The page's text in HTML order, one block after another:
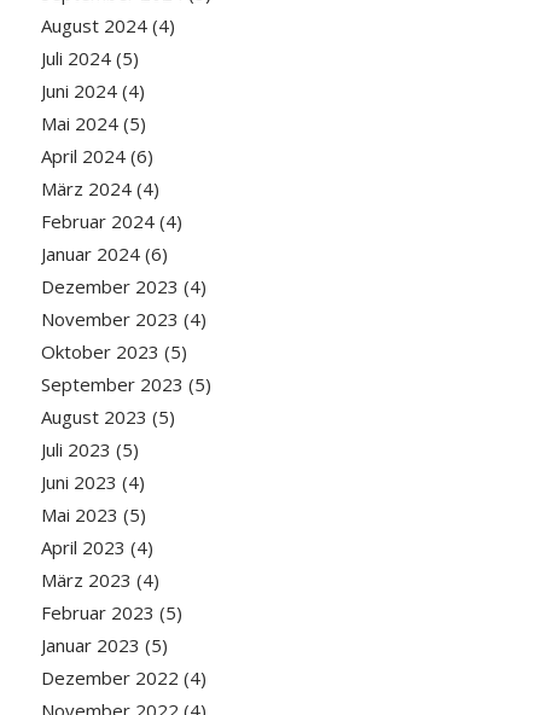
August 2024(4)
Juli 2024(5)
Juni 2024(4)
Mai 2024(5)
April 2024(6)
März 2024(4)
Februar 2024(4)
Januar 2024(6)
Dezember 2023 (4)
November 2023 (4)
Oktober 2023 (5)
September 2023 (5)
August 2023 (5)
Juli 2023 (5)
Juni 2023 (4)
Mai 2023 (5)
April 2023 (4)
März 2023 (4)
Februar 2023 (5)
Januar 2023 (5)
Dezember 2022 (4)